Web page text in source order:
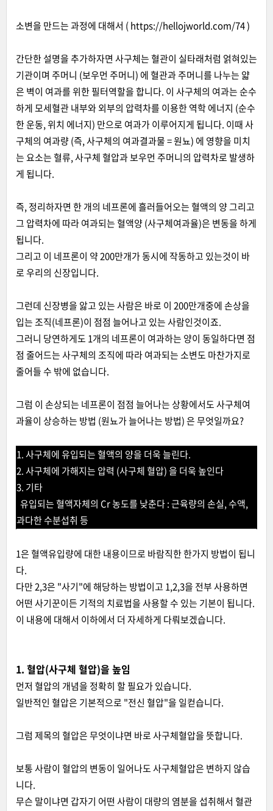
소변을 만드는 과정에 대해서 ( https://hellojworld.com/74 )
간단한 설명을 추가하자면 사구체는 혈관이 실타래처럼 얽혀있는
기관이며 주머니 (보우먼 주머니) 에 혈관과 주머니를 나누는 얇
은 벽이 여과를 위한 필터역할을 합니다. 이 사구체의 여과는 순수
하게 모세혈관 내부와 외부의 압력차를 이용한 역학 에너지 (순수
한 운동, 위치 에너지) 만으로 여과가 이루어지게 됩니다. 이때 사
구체의 여과량 (즉, 사구체의 여과결과물 = 원뇨) 에 영향을 미치
는 요소는 혈류, 사구체 혈압과 보우먼 주머니의 압력차로 발생하
게 됩니다.
즉, 정리하자면 한 개의 네프론에 흘러들어오는 혈액의 양 그리고
그 압력차에 따라 여과되는 혈액양 (사구체여과율)은 변동을 하게
됩니다.
그리고 이 네프론이 약 200만개가 동시에 작동하고 있는것이 바
로 우리의 신장입니다.
그런데 신장병을 앓고 있는 사람은 바로 이 200만개중에 손상을
입는 조직(네프론)이 점점 늘어나고 있는 사람인것이죠.
그러니 당연하게도 1개의 네프론이 여과하는 양이 동일하다면 점
점 줄어드는 사구체의 조직에 따라 여과되는 소변도 마찬가지로
줄어들 수 밖에 없습니다.
그럼 이 손상되는 네프론이 점점 늘어나는 상황에서도 사구체여
과율이 상승하는 방법 (원뇨가 늘어나는 방법) 은 무엇일까요?
1. 사구체에 유입되는 혈액의 양을 더욱 늘린다.
2. 사구체에 가해지는 압력 (사구체 혈압) 을 더욱 높인다
3. 기타
유입되는 혈액자체의 Cr 농도를 낮춘다 : 근육량의 손실, 수액,
과다한 수분섭취 등
1은 혈액유입량에 대한 내용이므로 바람직한 한가지 방법이 됩니
다.
다만 2,3은 "사기"에 해당하는 방법이고 1,2,3을 전부 사용하면
어떤 사기꾼이든 기적의 치료법을 사용할 수 있는 기본이 됩니다.
이 내용에 대해서 이하에서 더 자세하게 다뤄보겠습니다.
1. 혈압(사구체 혈압)을 높임
먼저 혈압의 개념을 정확히 할 필요가 있습니다.
일반적인 혈압은 기본적으로 "전신 혈압"을 일컫습니다.
그럼 제목의 혈압은 무엇이냐면 바로 사구체혈압을 뜻합니다.
보통 사람이 혈압의 변동이 일어나도 사구체혈압은 변하지 않습
니다.
무슨 말이냐면 갑자기 어떤 사람이 대량의 염분을 섭취해서 혈관